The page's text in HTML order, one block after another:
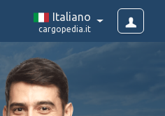
Italiano
cargopedia.it